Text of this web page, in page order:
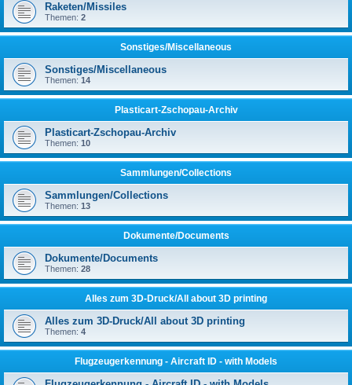
Raketen/Missiles
Themen: 2
Sonstiges/Miscellaneous
Sonstiges/Miscellaneous
Themen: 14
Plasticart-Zschopau-Archiv
Plasticart-Zschopau-Archiv
Themen: 10
Sammlungen/Collections
Sammlungen/Collections
Themen: 13
Dokumente/Documents
Dokumente/Documents
Themen: 28
Alles zum 3D-Druck/All about 3D printing
Alles zum 3D-Druck/All about 3D printing
Themen: 4
Flugzeugerkennung - Aircraft ID - with Models